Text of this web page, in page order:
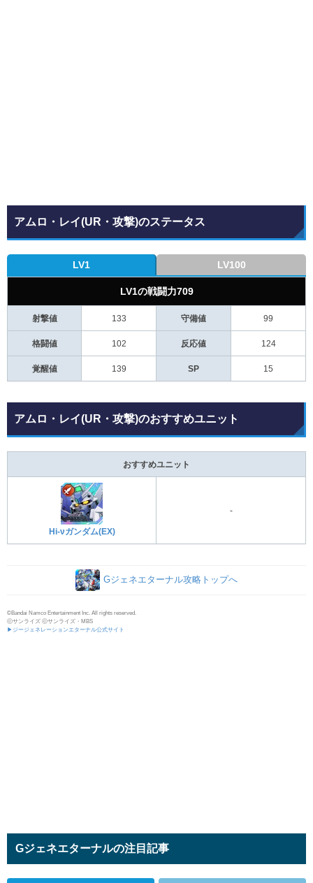
アムロ・レイ(UR・攻撃)のステータス
LV1 LV100
LV1の戦闘力709
射撃値 133 守備値 99
格闘値 102 反応値 124
覚醒値 139 SP 15
アムロ・レイ(UR・攻撃)のおすすめユニット
おすすめユニット
Hi-νガンダム(EX)
-
Gジェネエターナル攻略トップへ
©Bandai Namco Entertainment Inc. All rights reserved.
ⓒサンライズ ⓒサンライズ・MBS
▶ジージェネレーションエターナル公式サイト
Gジェネエターナルの注目記事